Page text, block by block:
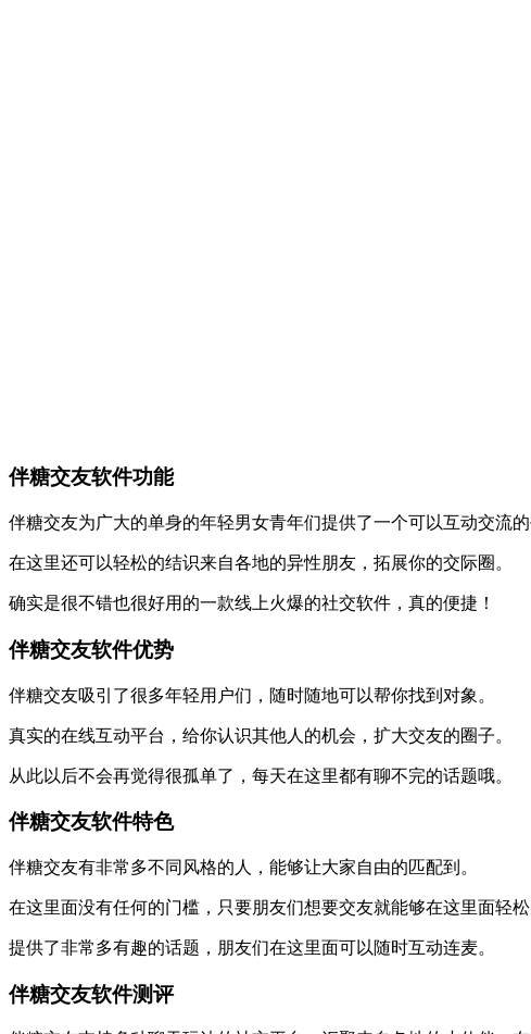
伴糖交友软件功能
伴糖交友为广大的单身的年轻男女青年们提供了一个可以互动交流的
在这里还可以轻松的结识来自各地的异性朋友，拓展你的交际圈。
确实是很不错也很好用的一款线上火爆的社交软件，真的便捷！
伴糖交友软件优势
伴糖交友吸引了很多年轻用户们，随时随地可以帮你找到对象。
真实的在线互动平台，给你认识其他人的机会，扩大交友的圈子。
从此以后不会再觉得很孤单了，每天在这里都有聊不完的话题哦。
伴糖交友软件特色
伴糖交友有非常多不同风格的人，能够让大家自由的匹配到。
在这里面没有任何的门槛，只要朋友们想要交友就能够在这里面轻松
提供了非常多有趣的话题，朋友们在这里面可以随时互动连麦。
伴糖交友软件测评